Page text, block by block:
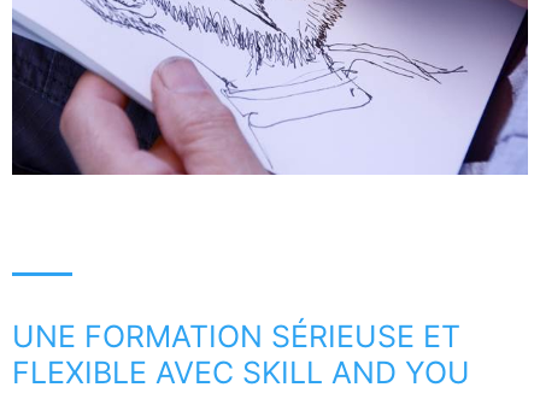
UNE FORMATION SÉRIEUSE ET
FLEXIBLE AVEC SKILL AND YOU